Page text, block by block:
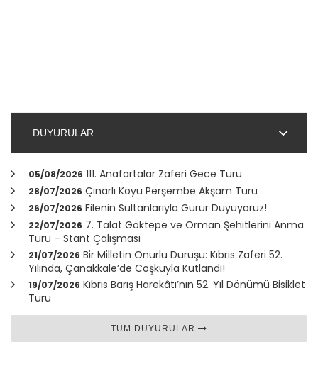
DUYURULAR
05/08/2026 111. Anafartalar Zaferi Gece Turu
28/07/2026 Çınarlı Köyü Perşembe Akşam Turu
26/07/2026 Filenin Sultanlarıyla Gurur Duyuyoruz!
22/07/2026 7. Talat Göktepe ve Orman Şehitlerini Anma
Turu – Stant Çalışması
21/07/2026 Bir Milletin Onurlu Duruşu: Kıbrıs Zaferi 52.
Yılında, Çanakkale’de Coşkuyla Kutlandı!
19/07/2026 Kıbrıs Barış Harekâtı’nın 52. Yıl Dönümü Bisiklet
Turu
TÜM DUYURULAR